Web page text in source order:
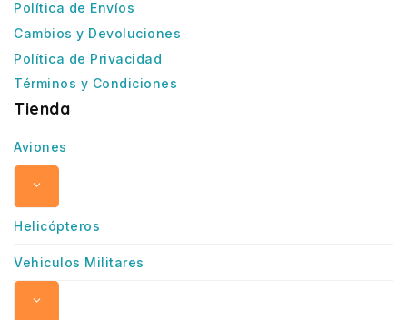
Política de Envíos
Cambios y Devoluciones
Política de Privacidad
Términos y Condiciones
Tienda
Aviones
Helicópteros
Vehiculos Militares